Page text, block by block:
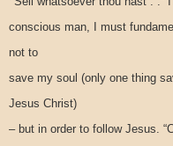
conscious man, I must
not to
save my soul (only one thing
Jesus Christ)
– but in order to follow Jesus.